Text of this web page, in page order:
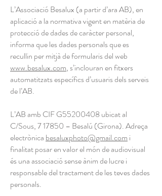
L’Associació Besalux (a partir d’ara AB), en
aplicació a la normativa vigent en matèria de
protecció de dades de caràcter personal,
informa que les dades personals que es
recullin per mitjà de formularis del web
www.besalux.com, s’inclouran en fitxers
automatitzats específics d’usuaris dels serveis
de l’AB.
L’AB amb CIF G55200408 ubicat al
C/Sous, 7 17850 – Besalú (Girona). Adreça
electrònica besaluxphoto@gmail.com i
finalitat posar en valor el món de audiovisual
és una associació sense ànim de lucre i
responsable del tractament de les teves dades
personals.